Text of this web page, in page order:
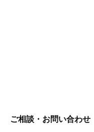
ご相談・お問い合わせ